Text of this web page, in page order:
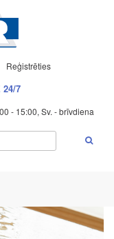
Reģistrēties
24/7
- 15:00, Sv. - brīvdiena